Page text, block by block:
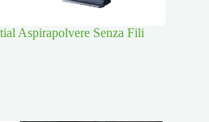
Aspirapolvere Senza Fili